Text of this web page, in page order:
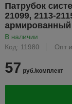
Патрубок
21099, 2113-
армированный
В наличии
Код: 11980
Опт
57 руб./комплект